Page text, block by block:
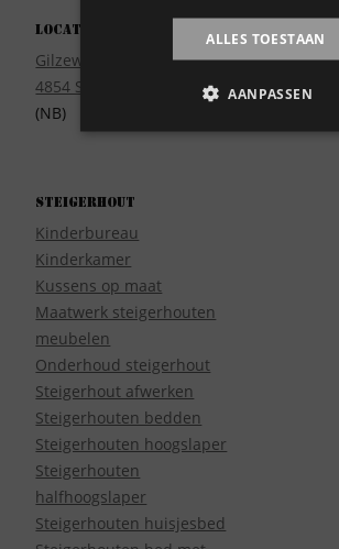
Locatie
Gilzeweg 17
4854 SE Bavel
(NB)
Privacy
Wie zijn wij?
Steigerhout
Kinderbureau
Kinderkamer
Kussens op maat
Maatwerk steigerhouten
meubelen
Onderhoud steigerhout
Steigerhout afwerken
Steigerhouten bedden
Steigerhouten hoogslaper
Steigerhouten
halfhoogslaper
Steigerhouten huisjesbed
ALLES TOESTAAN
AANPASSEN